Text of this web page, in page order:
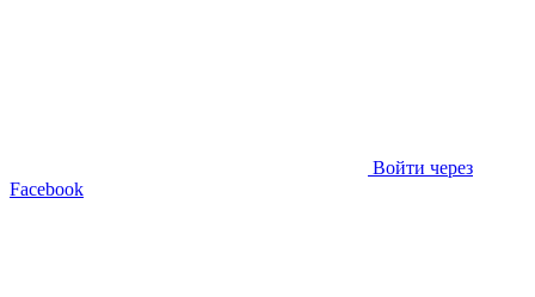
Войти через
Facebook